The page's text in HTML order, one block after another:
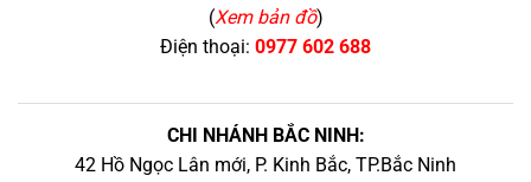
(Xem bản đồ)
Điện thoại: 0977 602 688
CHI NHÁNH BẮC NINH:
42 Hồ Ngọc Lân mới, P. Kinh Bắc, TP.Bắc Ninh